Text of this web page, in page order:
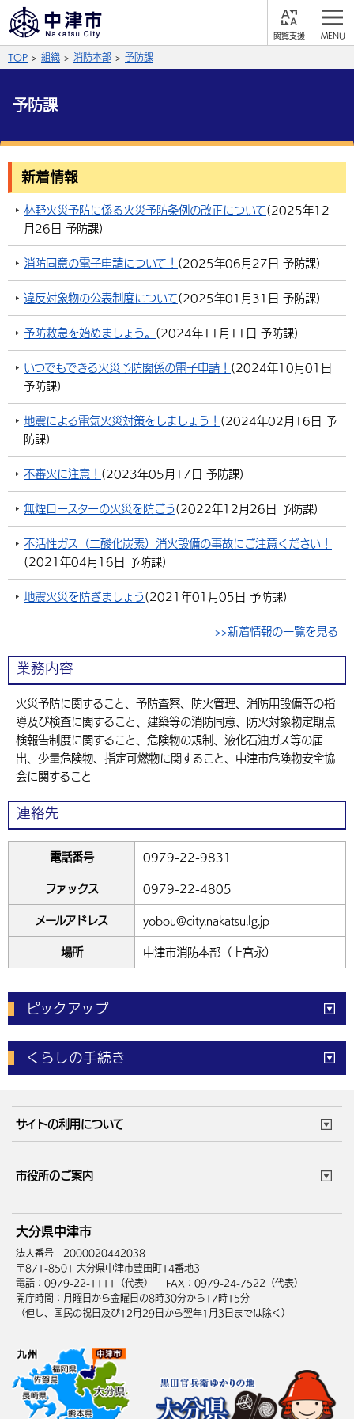
やさしい日本語
よみあげる
黒 青 白
文字の大きさ
英語（English） 中国語（簡体字）
中国語（繁体字）
組織案内
Facebook X (Twitter) YouTube
サイト内検索
総合メニュー
届出・登録・証明 保険・年金
福祉・介護 健康・予防
税金 住宅・インフラ
環境・衛生 生涯学習・スポーツ・人権
選挙 外国人の方向け情報
入札・契約 産業・雇用
農林水産業 税金
都市整備
施設情報 子どもを預ける
手当・助成 健康・医療
観光なび スポットを探す
買う・おみやげ
移住・定住
市政情報
地方創生・地域活性化
行政・計画
TOP 組織 消防本部 予防課
予防課
新着情報
林野火災予防に係る火災予防条例の改正について(2025年12
月26日 予防課)
消防同意の電子申請について！ (2025年06月27日 予防課)
違反対象物の公表制度について(2025年01月31日 予防課)
予防救急を始めましょう。 (2024年11月11日 予防課)
いつでもできる火災予防関係の電子申請！ (2024年10月01日
予防課)
地震による電気火災対策をしましょう！ (2024年02月16日 予
防課)
不審火に注意！ (2023年05月17日 予防課)
無煙ロースターの火災を防ごう(2022年12月26日 予防課)
不活性ガス（二酸化炭素）消火設備の事故にご注意ください！
(2021年04月16日 予防課)
地震火災を防ぎましょう(2021年01月05日 予防課)
>>新着情報の一覧を見る
業務内容
火災予防に関すること、予防査察、防火管理、消防用設備等の指
導及び検査に関すること、建築等の消防同意、防火対象物定期点
検報告制度に関すること、危険物の規制、液化石油ガス等の届
出、少量危険物、指定可燃物に関すること、中津市危険物安全協
会に関すること
連絡先
電話番号 0979-22-9831
ファックス 0979-22-4805
メールアドレス yobou@city.nakatsu.lg.jp
場所 中津市消防本部（上宮永）
ピックアップ
電子申請 窓口の混雑状況
体育施設予約状況 ご意見・ご要望
くらしの手続き
成人・仕事
住まい・引越 ごみ・環境
健康・医療 障がい・福祉
高齢・介護
サイトの利用について
サイトマップ
市役所のご案内
庁舎地図 組織案内
中津市へのアクセス
大分県中津市
法人番号 2000020442038
〒871-8501 大分県中津市豊田町14番地3
電話：0979-22-1111（代表）
FAX：0979-24-7522（代表）
開庁時間：月曜日から金曜日の8時30分から17時15分
（但し、国民の祝日及び12月29日から翌年1月3日までは除く）